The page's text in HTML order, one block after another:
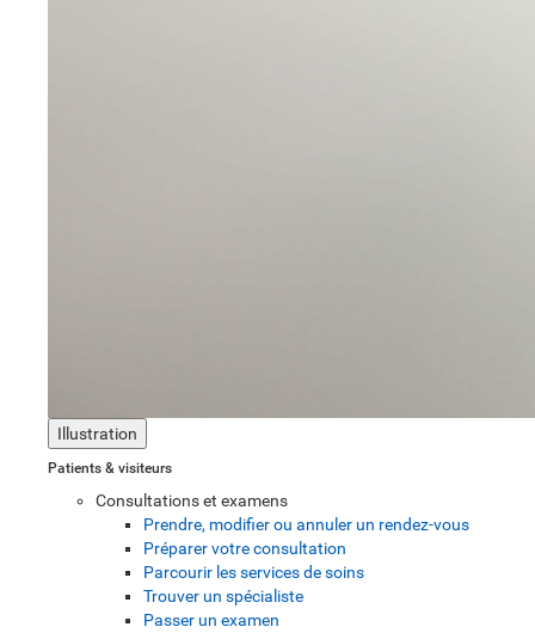
Illustration
Patients & visiteurs
Consultations et examens
Prendre, modifier ou annuler un rendez-vous
Préparer votre consultation
Parcourir les services de soins
Trouver un spécialiste
Passer un examen